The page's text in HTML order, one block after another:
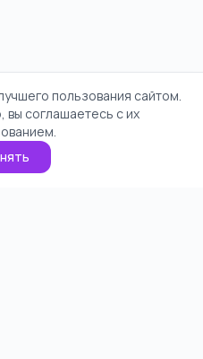
пользования сайтом.
соглашаетесь с их